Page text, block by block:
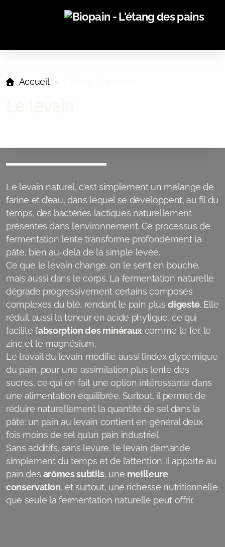
Accueil
Le levain naturel, c’est simplement un mélange de
farine et d’eau, dans lequel se développent, au fil du
temps, des bactéries lactiques naturellement
présentes dans l’environnement. Ce processus de
fermentation lente transforme profondément la
pâte, bien au-delà de la simple levée.
Ce que le levain change, on le sent en bouche,
mais aussi dans le corps. La fermentation naturelle
dégrade progressivement certains composés
complexes du blé, rendant le pain plusdigeste. Elle
réduit aussi la teneur en acide phytique, ce qui
facilite l’absorption des minéraux comme le fer, le
zinc et le magnésium.
Le travail du levain modifie aussi l’index glycémique
du pain, pour une assimilation plus lente des
sucres, ce qui en fait une option intéressante dans
une alimentation équilibrée. Surtout, il permet de
réduire naturellement la quantité de sel dans la
pâte: un pain au levain contient en général deux
fois moins de sel qu’un pain industriel.
Sans additifs, sans levure, le levain demande
simplement du temps et de l’attention. Il apporte au
pain des arômes subtils, une meilleure
conservation, et surtout, une richesse nutritionnelle
que seule la fermentation naturelle peut offrir.
Le levain